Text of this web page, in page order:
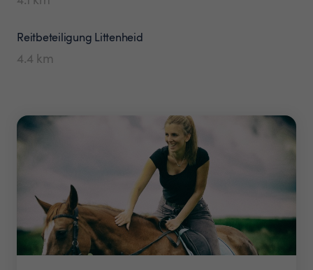
Reitbeteiligung Littenheid
4.4 km